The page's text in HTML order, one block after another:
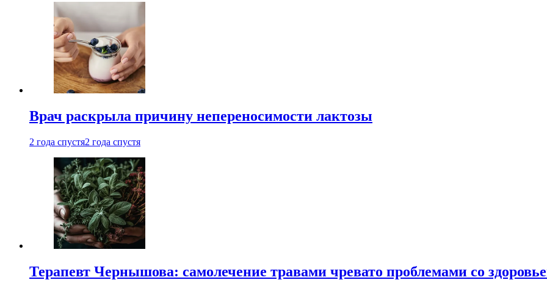
Врач раскрыла причину непереносимости лактозы
2 года спустя2 года спустя
Терапевт Чернышова: самолечение травами чревато проблемами со